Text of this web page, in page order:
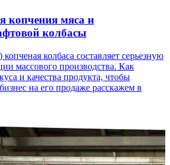
копчения мяса и
колбасы
колбаса составляет серьезную
массового производства. Как
и качества продукта, чтобы
на его продаже расскажем в